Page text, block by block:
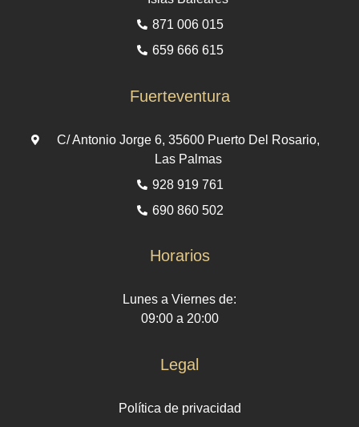
871 006 015
659 666 615
Fuerteventura
C/ Antonio Jorge 6, 35600 Puerto Del Rosario,
Las Palmas
928 919 761
690 860 502
Horarios
Lunes a Viernes de:
09:00 a 20:00
Legal
Política de privacidad